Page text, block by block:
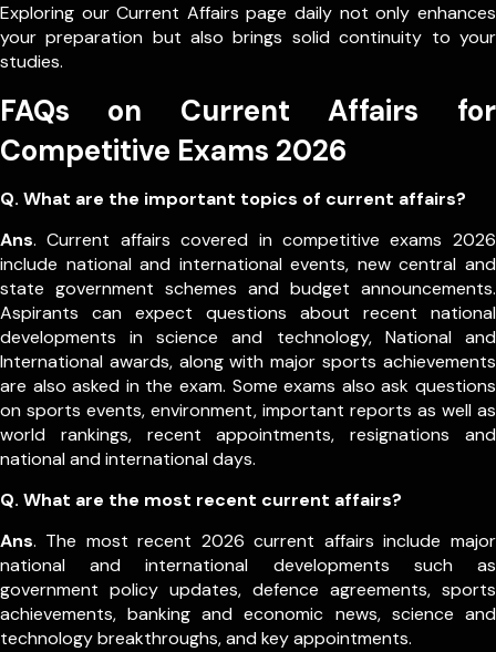
Exploring our Current Affairs page daily not only enhances
your preparation but also brings solid continuity to your
studies.
FAQs on Current Affairs for
Competitive Exams 2026
Q. What are the important topics of current affairs?
Ans. Current affairs covered in competitive exams 2026
include national and international events, new central and
state government schemes and budget announcements.
Aspirants can expect questions about recent national
developments in science and technology, National and
International awards, along with major sports achievements
are also asked in the exam. Some exams also ask questions
on sports events, environment, important reports as well as
world rankings, recent appointments, resignations and
national and international days.
Q. What are the most recent current affairs?
Ans. The most recent 2026 current affairs include major
national and international developments such as
government policy updates, defence agreements, sports
achievements, banking and economic news, science and
technology breakthroughs, and key appointments.